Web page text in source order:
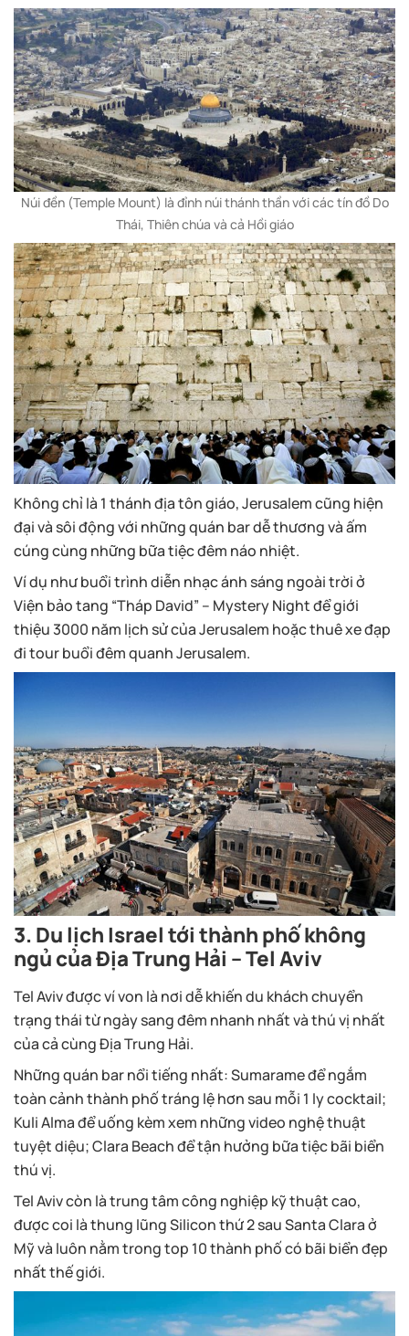
Núi đền (Temple Mount) là đỉnh núi thánh thần với các tín đồ Do
Thái, Thiên chúa và cả Hồi giáo
Không chỉ là 1 thánh địa tôn giáo, Jerusalem cũng hiện
đại và sôi động với những quán bar dễ thương và ấm
cúng cùng những bữa tiệc đêm náo nhiệt.
Ví dụ như buổi trình diễn nhạc ánh sáng ngoài trời ở
Viện bảo tang “Tháp David” – Mystery Night để giới
thiệu 3000 năm lịch sử của Jerusalem hoặc thuê xe đạp
đi tour buổi đêm quanh Jerusalem.
3. Du lịch Israel tới thành phố không
ngủ của Địa Trung Hải – Tel Aviv
Tel Aviv được ví von là nơi dễ khiến du khách chuyển
trạng thái từ ngày sang đêm nhanh nhất và thú vị nhất
của cả cùng Địa Trung Hải.
Những quán bar nổi tiếng nhất: Sumarame để ngắm
toàn cảnh thành phố tráng lệ hơn sau mỗi 1 ly cocktail;
Kuli Alma để uống kèm xem những video nghệ thuật
tuyệt diệu; Clara Beach để tận hưởng bữa tiệc bãi biển
thú vị.
Tel Aviv còn là trung tâm công nghiệp kỹ thuật cao,
được coi là thung lũng Silicon thứ 2 sau Santa Clara ở
Mỹ và luôn nằm trong top 10 thành phố có bãi biển đẹp
nhất thế giới.